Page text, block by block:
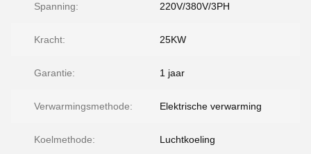
Spanning: 220V/380V/3PH
Kracht: 25KW
Garantie: 1 jaar
Verwarmingsmethode: Elektrische verwarming
Koelmethode: Luchtkoeling